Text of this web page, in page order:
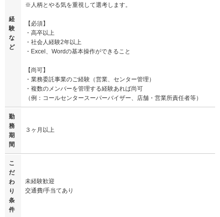
経
験
な
ど
※人柄とやる気を重視して選考します。
【必須】
・高卒以上
・社会人経験2年以上
・Excel、Wordの基本操作ができること
【尚可】
・業務委託事業のご経験（営業、センター管理）
・複数のメンバーを管理する経験あれば尚可
（例：コールセンタースーパーバイザー、店舗・営業所責任者等）
勤
務
期
間
３ヶ月以上
こ
だ
わ
り
条
件
未経験歓迎
交通費/手当てあり